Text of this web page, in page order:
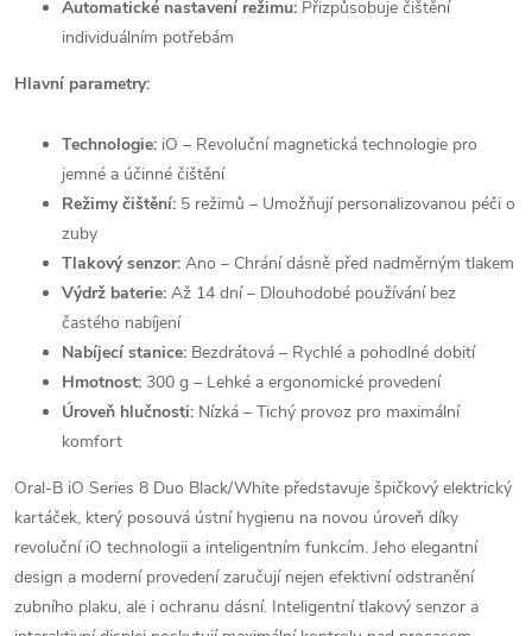
Automatické nastavení režimu: Přizpůsobuje čištění
individuálním potřebám
Hlavní parametry:
Technologie: iO – Revoluční magnetická technologie pro
jemné a účinné čištění
Režimy čištění: 5 režimů – Umožňují personalizovanou péči o
zuby
Tlakový senzor: Ano – Chrání dásně před nadměrným tlakem
Výdrž baterie: Až 14 dní – Dlouhodobé používání bez
častého nabíjení
Nabíjecí stanice: Bezdrátová – Rychlé a pohodlné dobití
Hmotnost: 300 g – Lehké a ergonomické provedení
Úroveň hlučnosti: Nízká – Tichý provoz pro maximální
komfort
Oral-B iO Series 8 Duo Black/White představuje špičkový elektrický
kartáček, který posouvá ústní hygienu na novou úroveň díky
revoluční iO technologii a inteligentním funkcím. Jeho elegantní
design a moderní provedení zaručují nejen efektivní odstranění
zubního plaku, ale i ochranu dásní. Inteligentní tlakový senzor a